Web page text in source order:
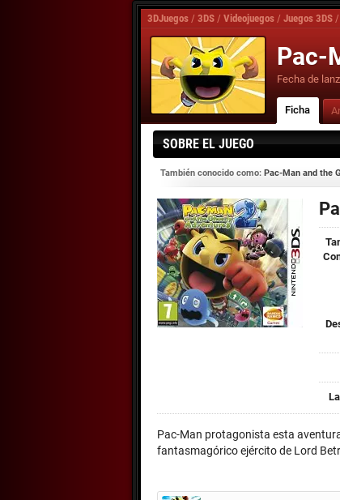
3DJuegos / 3DS / Videojuegos / Juegos 3DS /
Pac-
Fecha de
Ficha
SOBRE EL JUEGO
También conocido como: Pac-Man and the
Pac-Man protagonista esta
fantasmagórico ejército de Lord